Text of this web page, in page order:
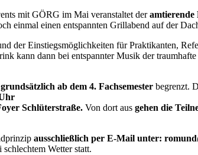
mit GÖRG im Mai veranstaltet deramtierende
einmal einen entspannten Grillabend auf der
der Einstiegsmöglichkeiten für Praktikanten,
kann dann bei entspannter Musik der
ab dem 4. Fachsemester begrenzt.
Schlüterstraße. Von dort aus gehen die
ausschließlich per E-Mail unter:
Wetter statt.